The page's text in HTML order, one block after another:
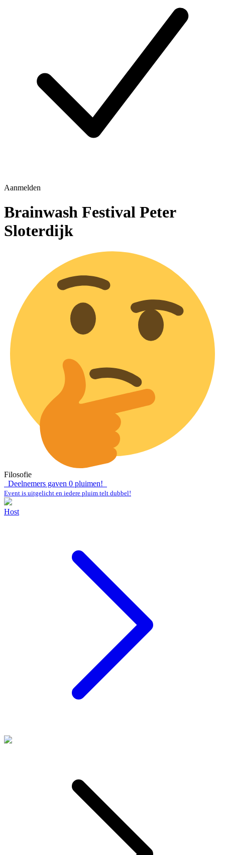
Aanmelden
Brainwash Festival Peter
Sloterdijk
Filosofie
Deelnemers gaven 0 pluimen!
Event is uitgelicht en iedere pluim telt dubbel!
Host